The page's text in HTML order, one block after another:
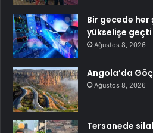
Bir gecede
yükselişe geçti
Ağustos 8, 2026
Angola’da
Ağustos 8, 2026
Tersanede